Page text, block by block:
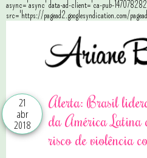
async='async' data-ad-client='ca-pub-
src='https://pagead2.googlesyndication.com/
21
abr
2018
Alerta: Brasil
da América Latina
risco de violência